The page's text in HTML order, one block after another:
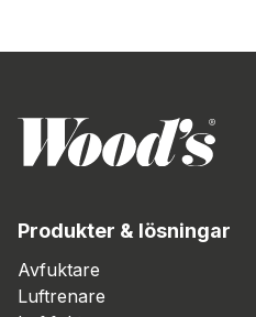
Produkter & lösningar
Avfuktare
Luftrenare